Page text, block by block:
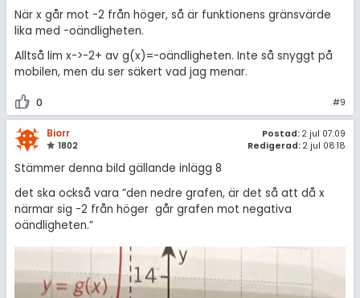
När x går mot -2 från höger, så är funktionens gränsvärde
lika med -oändligheten.
Alltså lim x->-2+ av g(x)=-oändligheten. Inte så snyggt på
mobilen, men du ser säkert vad jag menar.
0 #9
Biorr
1802
Postad: 2 jul 07:09
Redigerad: 2 jul 08:18
Stämmer denna bild gällande inlägg 8
det ska också vara ”den nedre grafen, är det så att då x
närmar sig -2 från höger går grafen mot negativa
oändligheten.”